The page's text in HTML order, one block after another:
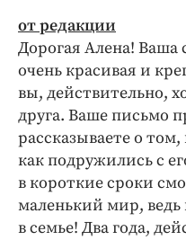
от редакции
Дорогая Алена! Ваша
очень красивая и
вы, действительно,
друга. Ваше письмо
рассказываете о
как подружились с
в короткие сроки
маленький мир, ведь
в семье! Два года,